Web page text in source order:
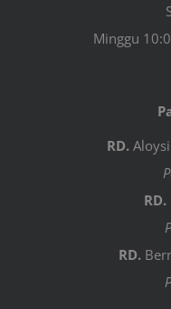
Minggu
RD.
RD.
RD.